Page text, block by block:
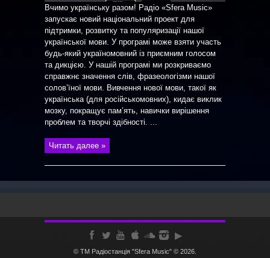
Вчимо українську разом! Радіо «Sfera Music»
запускає новий національний проект для
підтримки, розвитку та популяризації нашої
української мови. У програмі може взяти участь
будь-який україномовний із приємним голосом
та дикцією. У нашій програмі ми розкриваємо
справжнє значення слів, фразеологізми нашої
солов’їної мови. Вивчення нової мови, такої як
українська (для російськомовних), кидає виклик
мозку, покращує пам’ять, навички вирішення
проблем та творчі здібності. ...
Читать далее »
© ТМ Радiостанцiя "Sfera Music" © 2026.